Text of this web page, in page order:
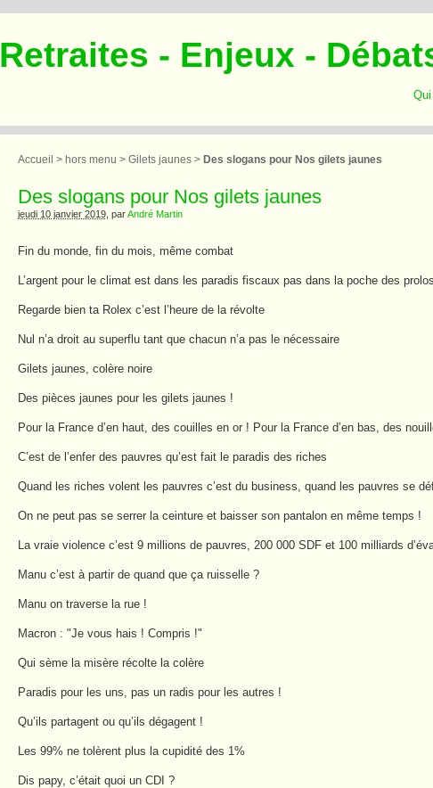
Retraites - Enjeux -
Accueil > hors menu > Gilets jaunes> Des slogans pour Nos gilets jaunes
Des slogans pour Nos gilets jaunes
jeudi 10 janvier 2019, parAndré Martin
Fin du monde, fin du mois, même combat
L’argent pour le climat est dans les paradis fiscaux pas dans la poche des prolos
Regarde bien ta Rolex c’est l’heure de la révolte
Nul n’a droit au superflu tant que chacun n’a pas le nécessaire
Gilets jaunes, colère noire
Des pièces jaunes pour les gilets jaunes !
Pour la France d’en haut, des couilles en or ! Pour la France d’en bas, des
C’est de l’enfer des pauvres qu’est fait le paradis des riches
Quand les riches volent les pauvres c’est du business, quand les pauvres se
On ne peut pas se serrer la ceinture et baisser son pantalon en même temps !
La vraie violence c’est 9 millions de pauvres, 200 000 SDF et 100 milliards
Manu c’est à partir de quand que ça ruisselle ?
Manu on traverse la rue !
Macron : "Je vous hais ! Compris !"
Qui sème la misère récolte la colère
Paradis pour les uns, pas un radis pour les autres !
Qu’ils partagent ou qu’ils dégagent !
Les 99% ne tolèrent plus la cupidité des 1%
Dis papy, c’était quoi un CDI ?